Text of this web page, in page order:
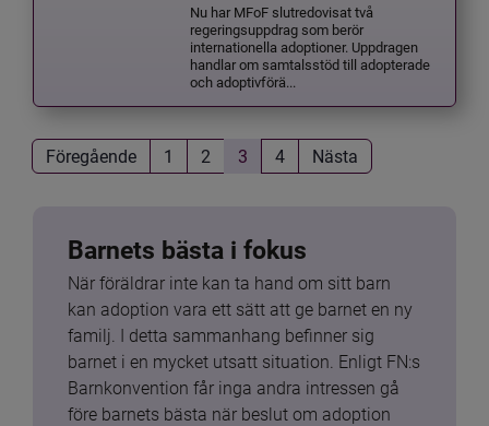
Nu har MFoF slutredovisat två
regeringsuppdrag som berör
internationella adoptioner. Uppdragen
handlar om samtalsstöd till adopterade
och adoptivförä...
Föregående 1 2 3 4 Nästa
Barnets bästa i fokus
När föräldrar inte kan ta hand om sitt barn
kan adoption vara ett sätt att ge barnet en ny
familj. I detta sammanhang befinner sig
barnet i en mycket utsatt situation. Enligt FN:s
Barnkonvention får inga andra intressen gå
före barnets bästa när beslut om adoption